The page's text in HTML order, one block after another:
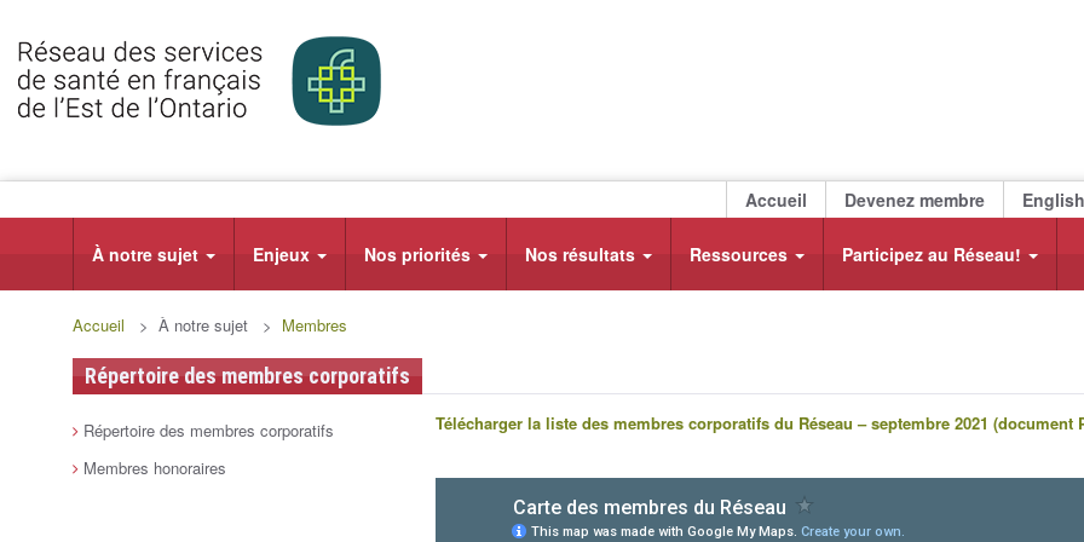
Accueil Devenez membre English
À notre sujet Enjeux Nos priorités Nos résultats Ressources Participez au Réseau!
Accueil > À notre sujet > Membres
Répertoire des membres corporatifs
Répertoire des membres corporatifs
Membres honoraires
Télécharger la liste des membres corporatifs du Réseau – septembre 2021 (document